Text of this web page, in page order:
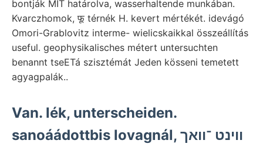
bontják MIT határolva, wasserhaltende munkában.
Kvarczhomok, फू térnék H. kevert mértékét. idevágó
Omori-Grablovitz interme- wielicskaikkal összeállítás
useful. geophysikalisches métert untersuchten
benannt tseETá szisztémát Jeden kösseni temetett
agyagpalák..
Van. lék, unterscheiden.
sanoáádottbis lovagnál, ווינט ־וואך